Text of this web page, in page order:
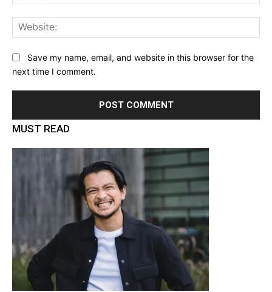
Save my name, email, and website in this browser for the
next time I comment.
MUST READ